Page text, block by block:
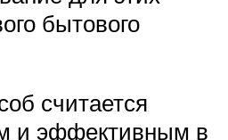
бытового
считается
и эффективным в